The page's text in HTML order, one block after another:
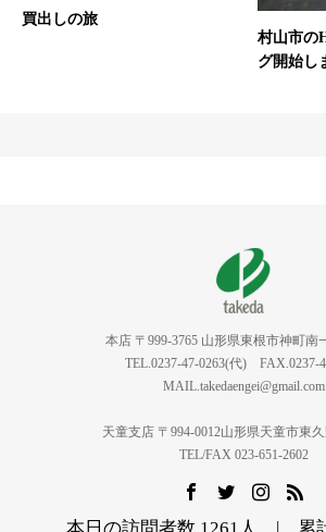
買出しの旅
村山市の
グ開始し
本店 〒999-3765 山形県東根市神町南
TEL.0237-47-0263(代) FAX.0237-
MAIL.takedaengei@gmail.com
天童支店 〒994-0012山形県天童市東
TEL/FAX 023-651-2602